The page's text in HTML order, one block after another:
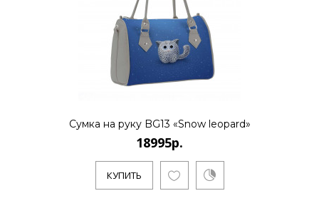
КУПИТЬ
..
Сумка на руку BG13 «Snow leopard»
18995р.
КУПИТЬ